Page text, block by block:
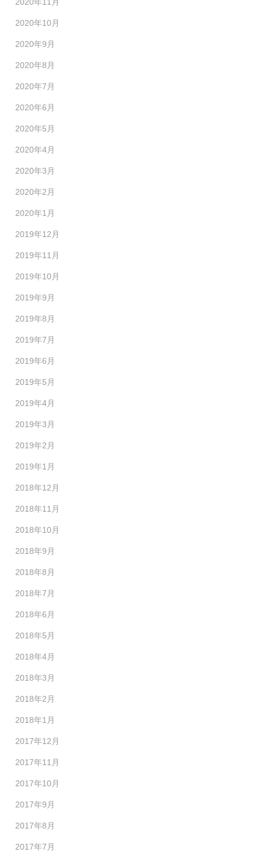
2020年10月
2020年9月
2020年8月
2020年7月
2020年6月
2020年5月
2020年4月
2020年3月
2020年2月
2020年1月
2019年12月
2019年11月
2019年10月
2019年9月
2019年8月
2019年7月
2019年6月
2019年5月
2019年4月
2019年3月
2019年2月
2019年1月
2018年12月
2018年11月
2018年10月
2018年9月
2018年8月
2018年7月
2018年6月
2018年5月
2018年4月
2018年3月
2018年2月
2018年1月
2017年12月
2017年11月
2017年10月
2017年9月
2017年8月
2017年7月